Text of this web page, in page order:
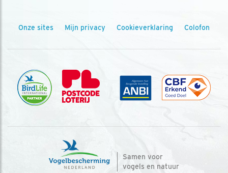
Onze sites Mijn privacy Cookieverklaring Colofon
Samen voor
vogels en natuur